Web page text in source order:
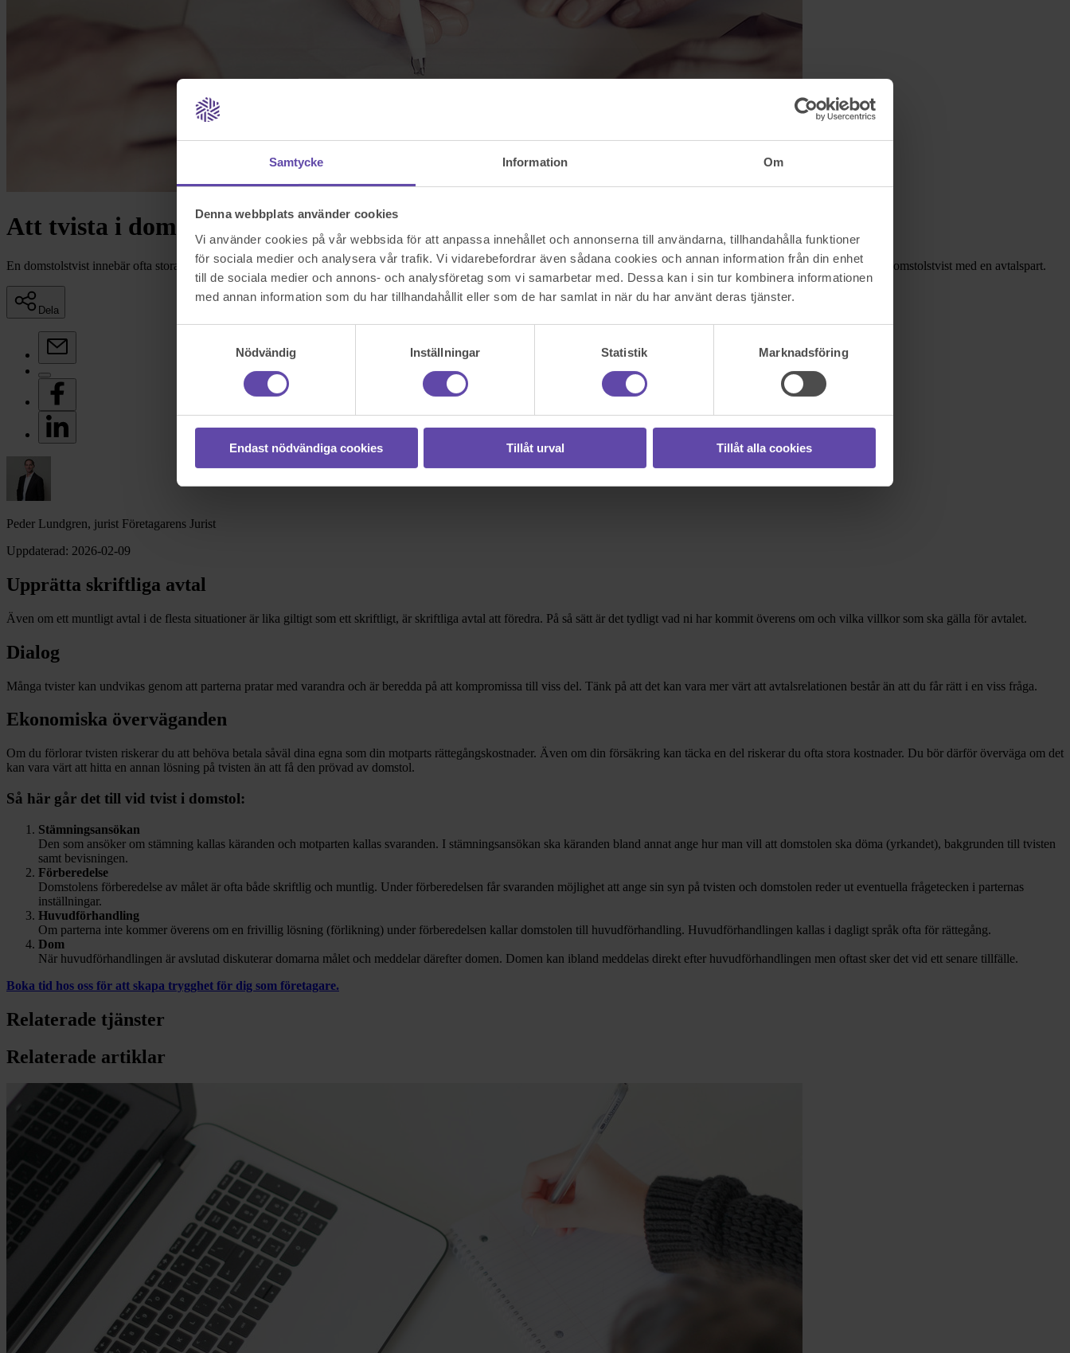
Samtycke Information Om
Denna webbplats använder cookies
Vi använder cookies på vår webbsida för att anpassa innehållet och annonserna till användarna, tillhandahålla funktioner
för sociala medier och analysera vår trafik. Vi vidarebefordrar även sådana cookies och annan information från din enhet
till de sociala medier och annons- och analysföretag som vi samarbetar med. Dessa kan i sin tur kombinera informationen
med annan information som du har tillhandahållit eller som de har samlat in när du har använt deras tjänster.
Nödvändig
Inställningar Statistik Marknadsföring
Endast nödvändiga cookies Tillåt urval Tillåt alla cookies
Att tvista i domstol – att tänka på
En domstolstvist innebär ofta stora ekonomiska risker och många gånger har man mycket att vinna på att undvika en tvist. Tänk på detta så minskar du risken för att hamna i en domstolstvist med en avtalspart.
Dela
Peder Lundgren, jurist Företagarens Jurist
Uppdaterad: 2026-02-09
Upprätta skriftliga avtal
Även om ett muntligt avtal i de flesta situationer är lika giltigt som ett skriftligt, är skriftliga avtal att föredra. På så sätt är det tydligt vad ni har kommit överens om och vilka villkor som ska gälla för avtalet.
Dialog
Många tvister kan undvikas genom att parterna pratar med varandra och är beredda på att kompromissa till viss del. Tänk på att det kan vara mer värt att avtalsrelationen består än att du får rätt i en viss fråga.
Ekonomiska överväganden
Om du förlorar tvisten riskerar du att behöva betala såväl dina egna som din motparts rättegångskostnader. Även om din försäkring kan täcka en del riskerar du ofta stora kostnader. Du bör därför överväga om det
kan vara värt att hitta en annan lösning på tvisten än att få den prövad av domstol.
Så här går det till vid tvist i domstol:
Stämningsansökan
Den som ansöker om stämning kallas käranden och motparten kallas svaranden. I stämningsansökan ska käranden bland annat ange hur man vill att domstolen ska döma (yrkandet), bakgrunden till tvisten
samt bevisningen.
Förberedelse
Domstolens förberedelse av målet är ofta både skriftlig och muntlig. Under förberedelsen får svaranden möjlighet att ange sin syn på tvisten och domstolen reder ut eventuella frågetecken i parternas
inställningar.
Huvudförhandling
Om parterna inte kommer överens om en frivillig lösning (förlikning) under förberedelsen kallar domstolen till huvudförhandling. Huvudförhandlingen kallas i dagligt språk ofta för rättegång.
Dom
När huvudförhandlingen är avslutad diskuterar domarna målet och meddelar därefter domen. Domen kan ibland meddelas direkt efter huvudförhandlingen men oftast sker det vid ett senare tillfälle.
Boka tid hos oss för att skapa trygghet för dig som företagare.
Relaterade tjänster
Relaterade artiklar